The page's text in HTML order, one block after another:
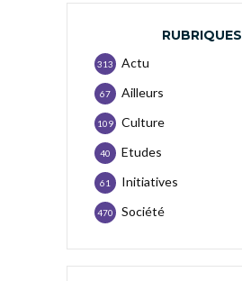
RUBRIQUES
Actu
313
Ailleurs
67
Culture
109
Etudes
40
Initiatives
61
Société
470